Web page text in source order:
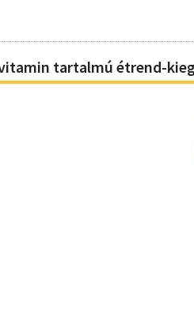
tartalmú étrend-